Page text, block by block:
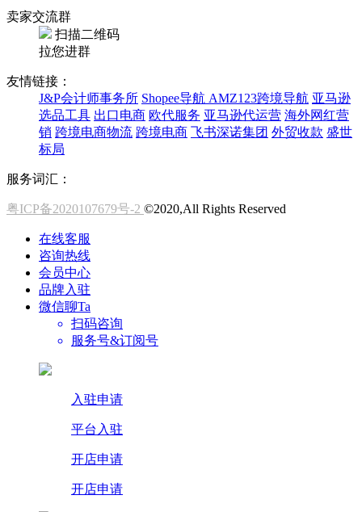
卖家交流群
扫描二维码
拉您进群
友情链接：
J&P会计师事务所 Shopee导航 AMZ123跨境导航 亚马逊
选品工具 出口电商 欧代服务 亚马逊代运营 海外网红营
销 跨境电商物流 跨境电商 飞书深诺集团 外贸收款 盛世
标局
服务词汇：
粤ICP备2020107679号-2 ©2020,All Rights Reserved
在线客服
咨询热线
会员中心
品牌入驻
微信聊Ta
扫码咨询
服务号&订阅号
入驻申请
平台入驻
开店申请
开店申请